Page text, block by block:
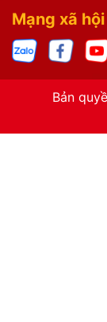
Mạng xã hội
Bản